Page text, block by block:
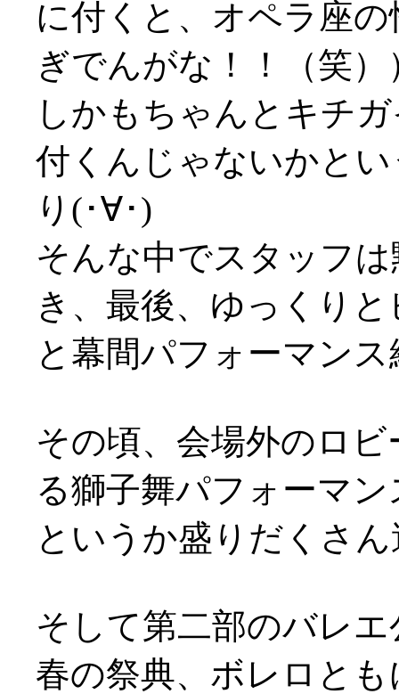
に付くと、オペラ座
ぎでんがな！！（笑）
しかもちゃんとキチ
付くんじゃないかと
り(･∀･)
そんな中でスタッフ
き、最後、ゆっくり
と幕間パフォーマン
その頃、会場外のロ
る獅子舞パフォーマ
というか盛りだくさ
そして第二部のバレエ
春の祭典、ボレロと